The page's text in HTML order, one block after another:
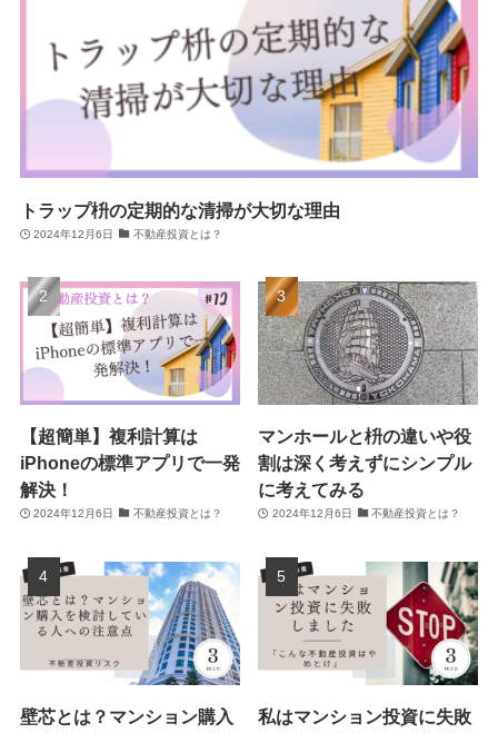
トラップ枡の定期的な清掃が大切な理由
2024年12月6日 不動産投資とは？
【超簡単】複利計算は
iPhoneの標準アプリで一発
解決！
2024年12月6日 不動産投資とは？
マンホールと枡の違いや役
割は深く考えずにシンプル
に考えてみる
2024年12月6日 不動産投資とは？
壁芯とは？マンション購入
私はマンション投資に失敗